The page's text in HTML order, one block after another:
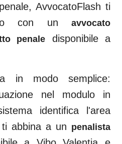
AvvocatoFlash ti
con un
avvocato
penale
disponibile a
in modo semplice:
nel modulo in
identifica l'area
abbina a un penalista